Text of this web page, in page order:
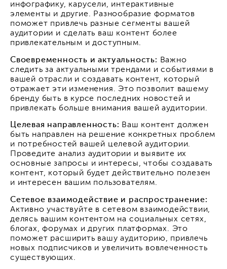
инфографику, карусели, интерактивные
элементы и другие. Разнообразие форматов
поможет привлечь разные сегменты вашей
аудитории и сделать ваш контент более
привлекательным и доступным.
Своевременность и актуальность: Важно
следить за актуальными трендами и событиями в
вашей отрасли и создавать контент, который
отражает эти изменения. Это позволит вашему
бренду быть в курсе последних новостей и
привлекать больше внимания вашей аудитории.
Целевая направленность: Ваш контент должен
быть направлен на решение конкретных проблем
и потребностей вашей целевой аудитории.
Проведите анализ аудитории и выявите их
основные запросы и интересы, чтобы создавать
контент, который будет действительно полезен
и интересен вашим пользователям.
Сетевое взаимодействие и распространение:
Активно участвуйте в сетевом взаимодействии,
делясь вашим контентом на социальных сетях,
блогах, форумах и других платформах. Это
поможет расширить вашу аудиторию, привлечь
новых подписчиков и увеличить вовлеченность
существующих.